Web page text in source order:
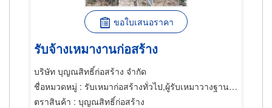
ขอใบเสนอราคา
รับจ้างเหมางานก่อสร้าง
บริษัท บุญณสิทธิ์ก่อสร้าง จำกัด
ชื่อหมวดหมู่ : รับเหมาก่อสร้างทั่วไป,ผู้รับเหมาวางฐานรากก่อสร้าง,รับสร้างบ้านทรงไทย
ตราสินค้า : บุญณสิทธิ์ก่อสร้าง